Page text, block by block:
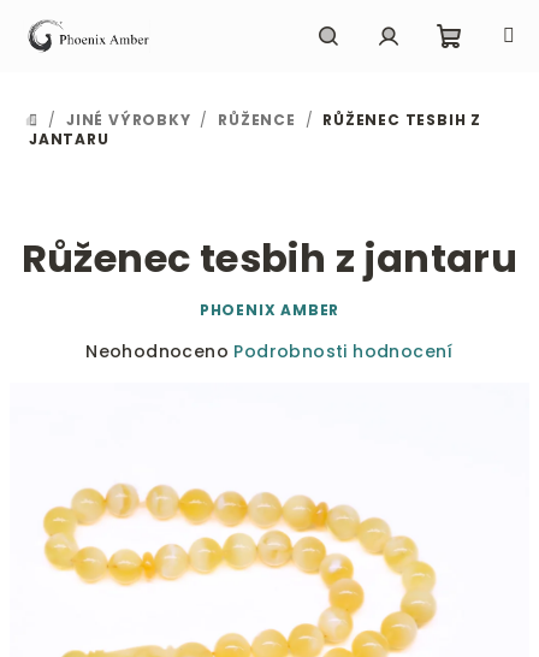
obsah
DOMŮ
/ JINÉ VÝROBKY / RŮŽENCE / RŮŽENEC TESBIH Z
JANTARU
Růženec tesbih z jantaru
PHOENIX AMBER
Průměrné
hvězdiček.
Neohodnoceno Podrobnosti hodnocení